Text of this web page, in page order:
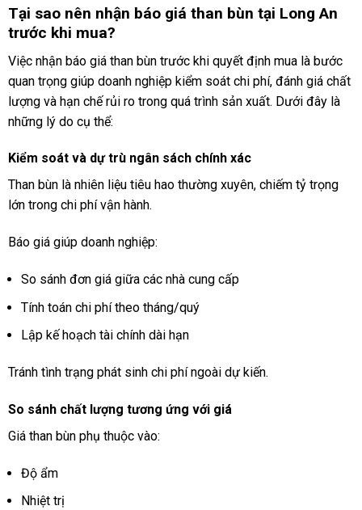
Tại sao nên nhận báo giá than bùn tại Long An
trước khi mua?
Việc nhận báo giá than bùn trước khi quyết định mua là bước
quan trọng giúp doanh nghiệp kiểm soát chi phí, đánh giá chất
lượng và hạn chế rủi ro trong quá trình sản xuất. Dưới đây là
những lý do cụ thể:
Kiểm soát và dự trù ngân sách chính xác
Than bùn là nhiên liệu tiêu hao thường xuyên, chiếm tỷ trọng
lớn trong chi phí vận hành.
Báo giá giúp doanh nghiệp:
So sánh đơn giá giữa các nhà cung cấp
Tính toán chi phí theo tháng/quý
Lập kế hoạch tài chính dài hạn
Tránh tình trạng phát sinh chi phí ngoài dự kiến.
So sánh chất lượng tương ứng với giá
Giá than bùn phụ thuộc vào:
Độ ẩm
Nhiệt trị